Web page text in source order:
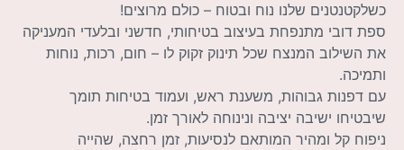
כשלקטנטנים שלנו נוח ובטוח – כולם מרוצים!
ספת דובי מתנפחת בעיצוב בטיחותי, חדשני ובלעדי המעניקה
את השילוב המנצח שכל תינוק זקוק לו – חום, רכות, נוחות
ותמיכה.
עם דפנות גבוהות, משענת ראש, ועמוד בטיחות תומך
שיבטיחו ישיבה יציבה ונינוחה לאורך זמן.
ניפוח קל ומהיר המותאם לנסיעות, זמן רחצה, שהייה